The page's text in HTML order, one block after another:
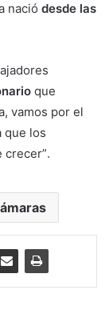
nació desde las
que
vamos por el
que los
crecer”.